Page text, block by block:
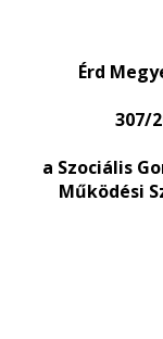
Érd
307/
a Szociális
Működési